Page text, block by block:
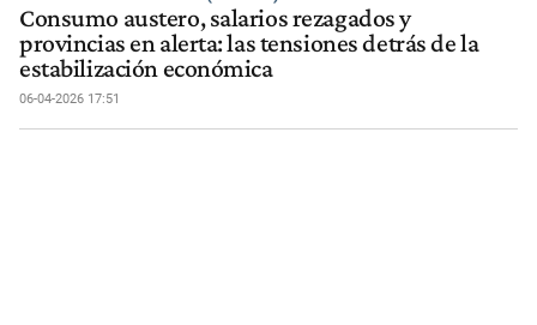
Consumo austero, salarios rezagados y
provincias en alerta: las tensiones detrás de la
estabilización económica
06-04-2026 17:51